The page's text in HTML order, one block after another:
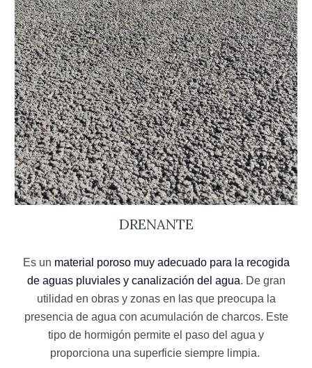
DRENANTE
Es un material poroso muy adecuado para la recogida
de aguas pluviales y canalización del agua. De gran
utilidad en obras y zonas en las que preocupa la
presencia de agua con acumulación de charcos. Este
tipo de hormigón permite el paso del agua y
proporciona una superficie siempre limpia.